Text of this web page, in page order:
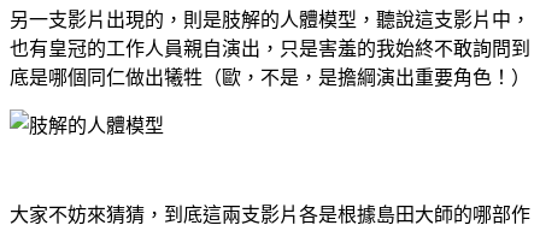
另一支影片出現的，則是肢解的人體模型，聽說這支影片中，
也有皇冠的工作人員親自演出，只是害羞的我始終不敢詢問到
底是哪個同仁做出犧牲 （歐，不是，是擔綱演出重要角色！ ）
大家不妨來猜猜，到底這兩支影片各是根據島田大師的哪部作